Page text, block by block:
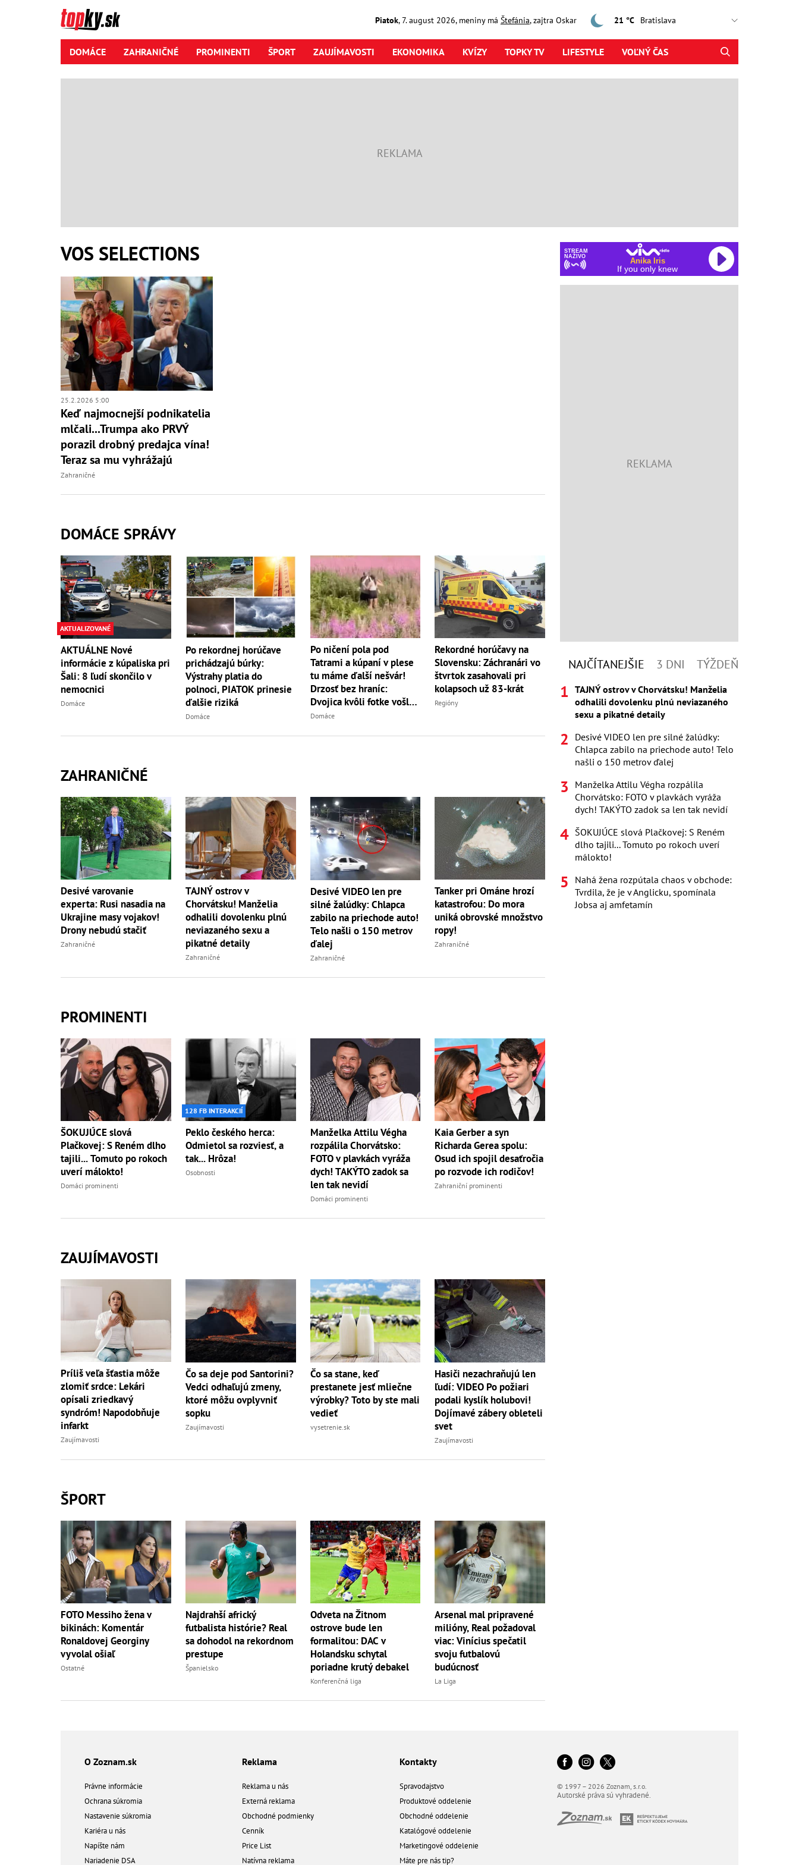
Piatok,7. august2026, meniny má Štefánia, zajtra Oskar 21 °C
DOMÁCE ZAHRANIČNÉ PROMINENTI ŠPORT ZAUJÍMAVOSTI EKONOMIKA KVÍZY TOPKY TV LIFESTYLE VOĽNÝ ČAS
VOS SELECTIONS
25.2.2026 5:00
Keď najmocnejší podnikatelia
mlčali...Trumpa ako PRVÝ
porazil drobný predajca vína!
Teraz sa mu vyhrážajú
Zahraničné
DOMÁCE SPRÁVY
AKTUALIZOVANÉ
AKTUÁLNE Nové
informácie z kúpaliska pri
Šali: 8 ľudí skončilo v
nemocnici
Domáce
Po rekordnej horúčave
prichádzajú búrky:
Výstrahy platia do
polnoci, PIATOK prinesie
ďalšie riziká
Domáce
Po ničení pola pod
Tatrami a kúpaní v plese
tu máme ďalší nešvár!
Drzosť bez hraníc:
Dvojica kvôli fotke vošla
do...
Domáce
Rekordné horúčavy na
Slovensku: Záchranári vo
štvrtok zasahovali pri
kolapsoch už 83-krát
Regióny
ZAHRANIČNÉ
Desivé varovanie
experta: Rusi nasadia na
Ukrajine masy vojakov!
Drony nebudú stačiť
Zahraničné
TAJNÝ ostrov v
Chorvátsku! Manželia
odhalili dovolenku plnú
neviazaného sexu a
pikatné detaily
Zahraničné
Desivé VIDEO len pre
silné žalúdky: Chlapca
zabilo na priechode auto!
Telo našli o 150 metrov
ďalej
Zahraničné
Tanker pri Ománe hrozí
katastrofou: Do mora
uniká obrovské množstvo
ropy!
Zahraničné
PROMINENTI
ŠOKUJÚCE slová
Plačkovej: S Reném dlho
tajili... Tomuto po rokoch
uverí málokto!
Domáci prominenti
128 FB INTERAKCIÍ
Peklo českého herca:
Odmietol sa rozviesť, a
tak... Hrôza!
Osobnosti
Manželka Attilu Végha
rozpálila Chorvátsko:
FOTO v plavkách vyráža
dych! TAKÝTO zadok sa
len tak nevidí
Domáci prominenti
Kaia Gerber a syn
Richarda Gerea spolu:
Osud ich spojil desaťročia
po rozvode ich rodičov!
Zahraniční prominenti
ZAUJÍMAVOSTI
Príliš veľa šťastia môže
zlomiť srdce: Lekári
opísali zriedkavý
syndróm! Napodobňuje
infarkt
Zaujímavosti
Čo sa deje pod Santorini?
Vedci odhaľujú zmeny,
ktoré môžu ovplyvniť
sopku
Zaujímavosti
Čo sa stane, keď
prestanete jesť mliečne
výrobky? Toto by ste mali
vedieť
vysetrenie.sk
Hasiči nezachraňujú len
ľudí: VIDEO Po požiari
podali kyslík holubovi!
Dojímavé zábery obleteli
svet
Zaujímavosti
ŠPORT
FOTO Messiho žena v
bikinách: Komentár
Ronaldovej Georginy
vyvolal ošiaľ
Ostatné
Najdrahší africký
futbalista histórie? Real
sa dohodol na rekordnom
prestupe
Španielsko
Odveta na Žitnom
ostrove bude len
formalitou: DAC v
Holandsku schytal
poriadne krutý debakel
Konferenčná liga
Arsenal mal pripravené
milióny, Real požadoval
viac: Vinícius spečatil
svoju futbalovú
budúcnosť
La Liga
STREAM
NAŽIVO
Anika Iris
If you only knew
NAJČÍTANEJŠIE 3 DNI TÝŽDEŇ
TAJNÝ ostrov v Chorvátsku! Manželia
odhalili dovolenku plnú neviazaného
sexu a pikatné detaily
Desivé VIDEO len pre silné žalúdky:
Chlapca zabilo na priechode auto! Telo
našli o 150 metrov ďalej
Manželka Attilu Végha rozpálila
Chorvátsko: FOTO v plavkách vyráža
dych! TAKÝTO zadok sa len tak nevidí
ŠOKUJÚCE slová Plačkovej: S Reném
dlho tajili... Tomuto po rokoch uverí
málokto!
Nahá žena rozpútala chaos v obchode:
Tvrdila, že je v Anglicku, spomínala
Jobsa aj amfetamín
O Zoznam.sk
Právne informácie
Ochrana súkromia
Nastavenie súkromia
Kariéra u nás
Napíšte nám
Nariadenie DSA
Reklama
Reklama u nás
Externá reklama
Obchodné podmienky
Cenník
Price List
Natívna reklama
Kontakty
Spravodajstvo
Produktové oddelenie
Obchodné oddelenie
Katalógové oddelenie
Marketingové oddelenie
Máte pre nás tip?
© 1997 – 2026 Zoznam, s.r.o.
Autorské práva sú vyhradené.